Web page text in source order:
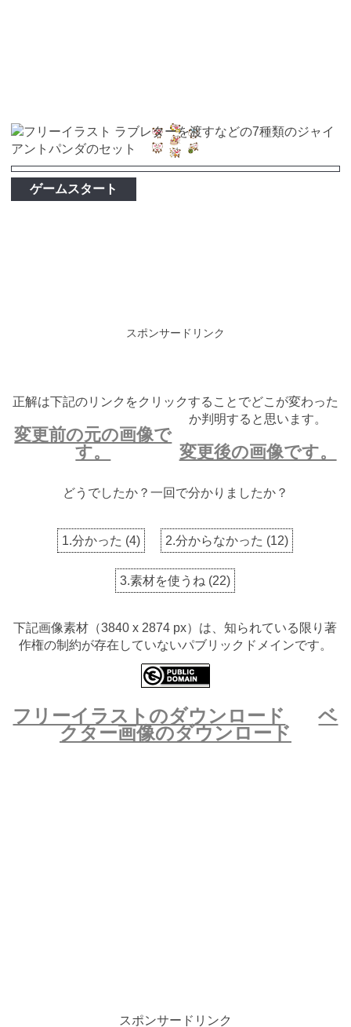
ゲームスタート
スポンサードリンク
正解は下記のリンクをクリックすることでどこが変わった
か判明すると思います。
変更前の元の画像で
す。
変更後の画像です。
どうでしたか？一回で分かりましたか？
1.分かった (4) 2.分からなかった (12)
3.素材を使うね (22)
下記画像素材（3840 x 2874 px）は、知られている限り著
作権の制約が存在していないパブリックドメインです。
フリーイラストのダウンロード
ベ
クター画像のダウンロード
スポンサードリンク